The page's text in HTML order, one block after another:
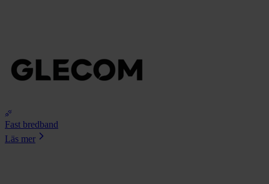
Fast bredband
Läs mer